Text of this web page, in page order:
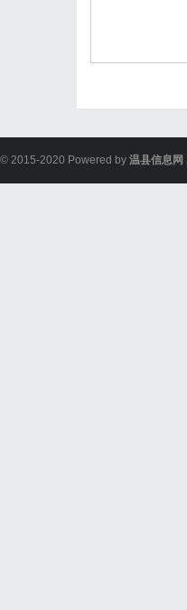
© 2015-2020 Powered by 温县信息网